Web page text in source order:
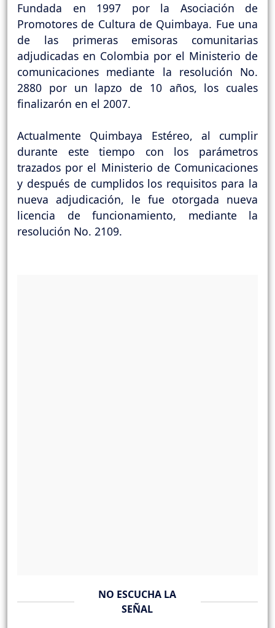
Fundada en 1997 por la Asociación de
Promotores de Cultura de Quimbaya. Fue una
de las primeras emisoras comunitarias
adjudicadas en Colombia por el Ministerio de
comunicaciones mediante la resolución No.
2880 por un lapzo de 10 años, los cuales
finalizarón en el 2007.
Actualmente Quimbaya Estéreo, al cumplir
durante este tiempo con los parámetros
trazados por el Ministerio de Comunicaciones
y después de cumplidos los requisitos para la
nueva adjudicación, le fue otorgada nueva
licencia de funcionamiento, mediante la
resolución No. 2109.
NO ESCUCHA LA
SEÑAL